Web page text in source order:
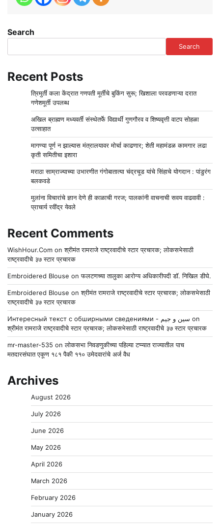
Search
Search
Recent Posts
त्रिमुर्ती कला केंद्रात गणपती मूर्तींचे बुकिंग सुरू; खिशाला परवडणाऱ्या दरात
गणेशमूर्ती उपलब्ध
अखिल ब्राह्मण मध्यवर्ती संस्थेतर्फे विद्यार्थी गुणगौरव व शिष्यवृत्ती वाटप सोहळा
उत्साहात
मागण्या पूर्ण न झाल्यास मंत्रालयावर मोर्चा काढणार; शेती महामंडळ कामगार लढा
कृती समितीचा इशारा
मराठा साम्राज्याच्या उभारणीत गंगोबातात्या चंद्रचूड यांचे सिंहाचे योगदान : पांडुरंग
बलकवडे
मुलांना विचारांचे ज्ञान देणे ही काळाची गरज; पालकांनी वाचनाची सवय वाढवावी :
प्राचार्य रवींद्र येवले
Recent Comments
WishHour.Com onश्रीमंत रामराजे राष्ट्रवादीचे स्टार प्रचारक; लोकसभेसाठी
राष्ट्रवादीचे ३७ स्टार प्रचारक
Embroidered Blouse onफलटणच्या तालुका आरोग्य अधिकारीपदी डॉ. निखिल डीघे.
Embroidered Blouse onश्रीमंत रामराजे राष्ट्रवादीचे स्टार प्रचारक; लोकसभेसाठी
राष्ट्रवादीचे ३७ स्टार प्रचारक
Интересный текст с обширными сведениями - سين و جيم on
श्रीमंत रामराजे राष्ट्रवादीचे स्टार प्रचारक; लोकसभेसाठी राष्ट्रवादीचे ३७ स्टार प्रचारक
mr-master-535 onलोकसभा निवडणुकीच्या पहिल्या टप्प्यात राज्यातील पाच
मतदारसंघात एकूण १८१ पैकी ११० उमेदवारांचे अर्ज वैध
Archives
August 2026
July 2026
June 2026
May 2026
April 2026
March 2026
February 2026
January 2026